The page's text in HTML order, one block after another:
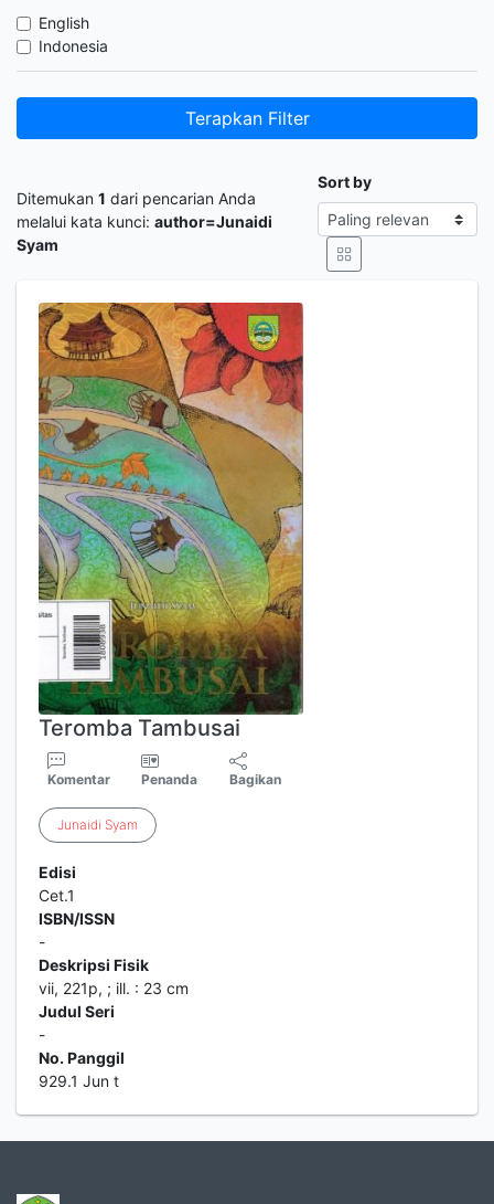
English
Indonesia
Terapkan Filter
Ditemukan 1 dari pencarian Anda
melalui kata kunci: author=Junaidi
Syam
Sort by
Teromba Tambusai
Komentar Penanda Bagikan
Junaidi Syam
Edisi
Cet.1
ISBN/ISSN
-
Deskripsi Fisik
vii, 221p, ; ill. : 23 cm
Judul Seri
-
No. Panggil
929.1 Jun t